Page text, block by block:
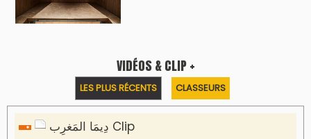
VIDÉOS & CLIP +
LES PLUS RÉCENTS CLASSEURS
دِيمَا المَغرِب Clip